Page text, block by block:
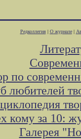
Редколлегия| О журнале|
по
любителей
кому за 10:
Галерея